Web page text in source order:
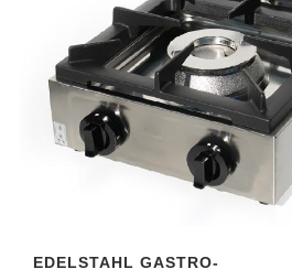
EDELSTAHL GASTRO-